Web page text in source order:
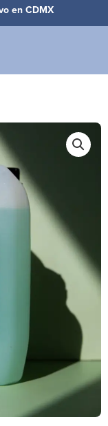
en CDMX